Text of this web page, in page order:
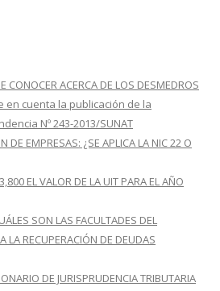
CONOCER ACERCA DE LOS DESMEDROS
en cuenta la publicación de la
Nº 243-2013/SUNAT
DE EMPRESAS: ¿SE APLICA LA NIC 22 O
EL VALOR DE LA UIT PARA EL AÑO
SON LAS FACULTADES DEL
LA RECUPERACIÓN DE DEUDAS
DE JURISPRUDENCIA TRIBUTARIA